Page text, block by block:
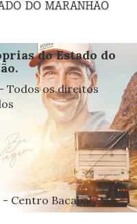
do Estado do
Todos os direitos
- Centro Bacabal/MA